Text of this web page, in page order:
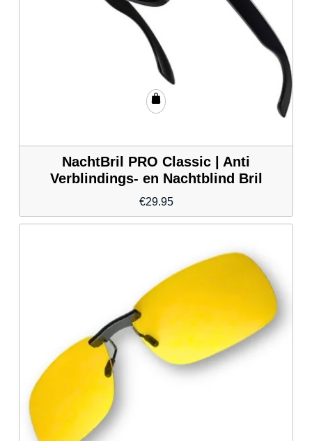
NachtBril PRO Classic | Anti
Verblindings- en Nachtblind Bril
€29.95